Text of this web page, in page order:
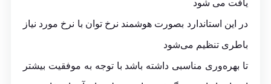
یافت می شود
در این استاندارد بصورت هوشمند نرخ توان با نرخ مورد نیاز
باطری تنظیم می‌شود
تا بهره‌وری مناسبی داشته باشد با توجه به موفقیت بیشتر